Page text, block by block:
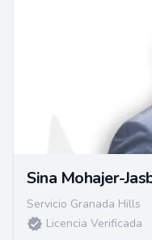
Sina Mohajer-
Servicio Granada Hills
Licencia Verificada